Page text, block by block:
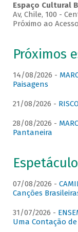
Espaço Cultural
Av, Chile, 100 -
Próximo ao
Próximos
14/08/2026 -
Paisagens
21/08/2026 -
28/08/2026 -
Pantaneira
07/08/2026 -
Canções
31/07/2026 -
Uma Contação